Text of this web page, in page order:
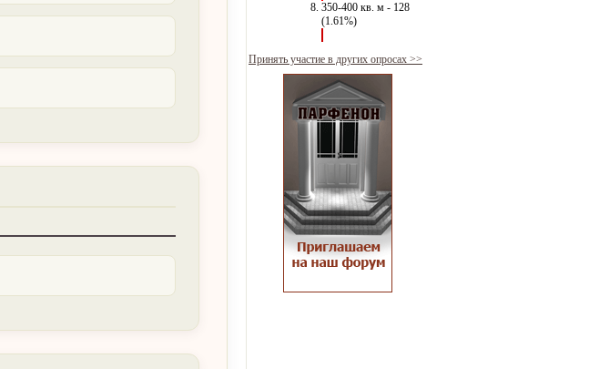
350-400 кв. м - 128
(1.61%)
Принять участие в других опросах >>